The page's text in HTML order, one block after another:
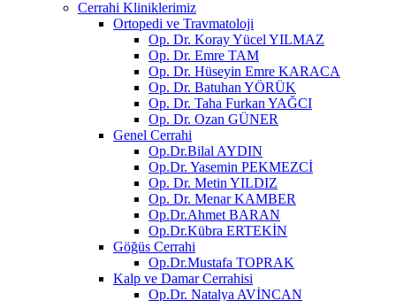
Cerrahi Kliniklerimiz
Ortopedi ve Travmatoloji
Op. Dr. Koray Yücel YILMAZ
Op. Dr. Emre TAM
Op. Dr. Hüseyin Emre KARACA
Op. Dr. Batuhan YÖRÜK
Op. Dr. Taha Furkan YAĞCI
Op. Dr. Ozan GÜNER
Genel Cerrahi
Op.Dr.Bilal AYDIN
Op.Dr. Yasemin PEKMEZCİ
Op. Dr. Metin YILDIZ
Op. Dr. Menar KAMBER
Op.Dr.Ahmet BARAN
Op.Dr.Kübra ERTEKİN
Göğüs Cerrahi
Op.Dr.Mustafa TOPRAK
Kalp ve Damar Cerrahisi
Op.Dr. Natalya AVİNCAN